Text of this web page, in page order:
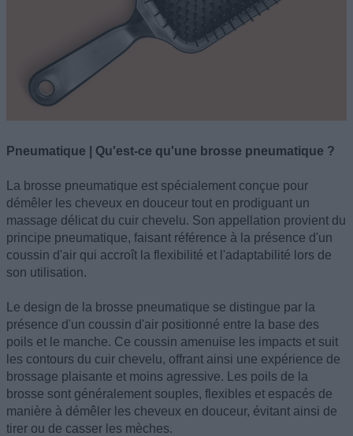
Pneumatique | Qu'est-ce qu'une brosse pneumatique ?
La brosse pneumatique est spécialement conçue pour
démêler les cheveux en douceur tout en prodiguant un
massage délicat du cuir chevelu. Son appellation provient du
principe pneumatique, faisant référence à la présence d'un
coussin d'air qui accroît la flexibilité et l'adaptabilité lors de
son utilisation.
Le design de la brosse pneumatique se distingue par la
présence d'un coussin d'air positionné entre la base des
poils et le manche. Ce coussin amenuise les impacts et suit
les contours du cuir chevelu, offrant ainsi une expérience de
brossage plaisante et moins agressive. Les poils de la
brosse sont généralement souples, flexibles et espacés de
manière à démêler les cheveux en douceur, évitant ainsi de
tirer ou de casser les mèches.